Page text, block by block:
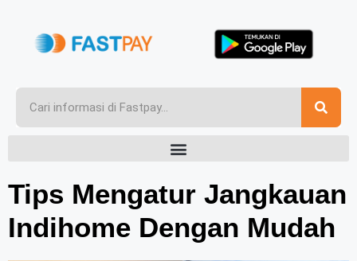
Tips Mengatur Jangkauan
Indihome Dengan Mudah